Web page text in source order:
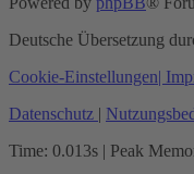
Deutsche Übersetzung
Cookie-Einstellungen |
Datenschutz
Time: 0.013s | Peak